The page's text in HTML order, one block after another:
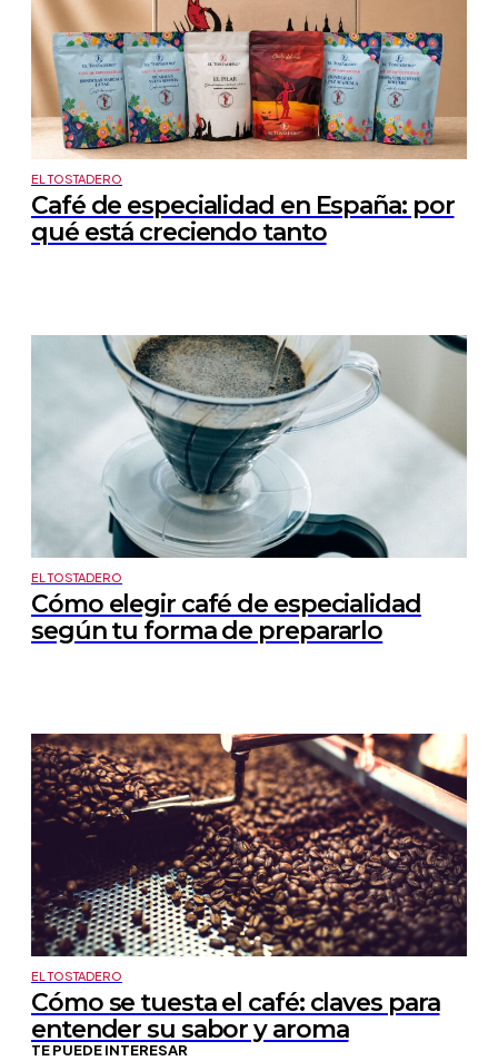
EL TOSTADERO
Café de especialidad en España: por
qué está creciendo tanto
EL TOSTADERO
Cómo elegir café de especialidad
según tu forma de prepararlo
EL TOSTADERO
Cómo se tuesta el café: claves para
entender su sabor y aroma
TE PUEDE INTERESAR